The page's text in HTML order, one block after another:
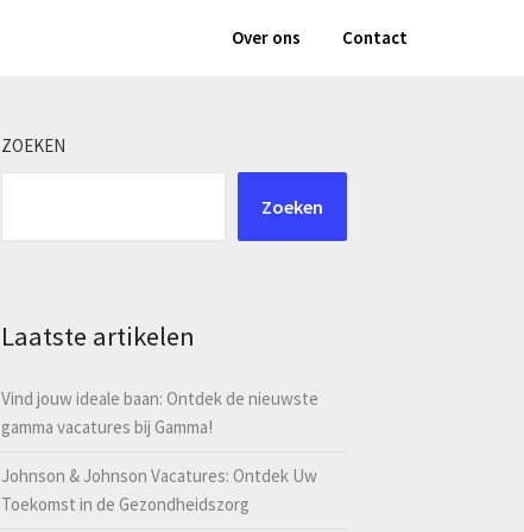
Over ons Contact
ZOEKEN
Zoeken
Laatste artikelen
Vind jouw ideale baan: Ontdek de nieuwste
gamma vacatures bij Gamma!
Johnson & Johnson Vacatures: Ontdek Uw
Toekomst in de Gezondheidszorg